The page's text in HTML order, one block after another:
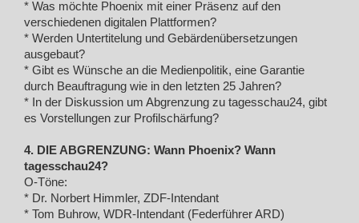
* Was möchte Phoenix mit einer Präsenz auf den
verschiedenen digitalen Plattformen?
* Werden Untertitelung und Gebärdenübersetzungen
ausgebaut?
* Gibt es Wünsche an die Medienpolitik, eine Garantie
durch Beauftragung wie in den letzten 25 Jahren?
* In der Diskussion um Abgrenzung zu tagesschau24, gibt
es Vorstellungen zur Profilschärfung?
4. DIE ABGRENZUNG: Wann Phoenix? Wann
tagesschau24?
O-Töne:
* Dr. Norbert Himmler, ZDF-Intendant
* Tom Buhrow, WDR-Intendant (Federführer ARD)